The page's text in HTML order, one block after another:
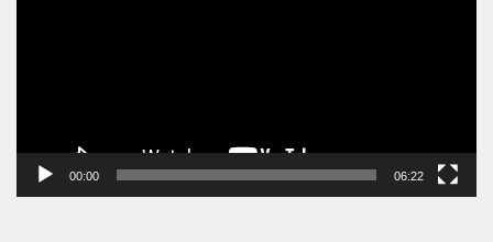
00:00 06:22